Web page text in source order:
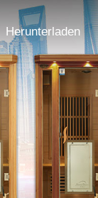
Herunterladen